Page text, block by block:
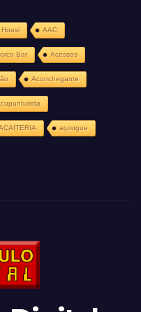
AAC
Bar Acessos
Aconchegante
açougue